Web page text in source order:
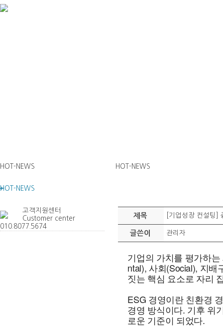
HOT-NEWS
HOT-NEWS
고객지원센터
Customer center
010. 8077. 5674
HOT-NEWS
제목 [기업성장 컨설팅]
글쓴이 관리자
기업의 가치를 평가하
ntal), 사회(Social), 지
짓는 핵심 요소로 자리
ESG 경영이란 친환경
경영 방식이다. 기후 위
로운 기준이 되었다.